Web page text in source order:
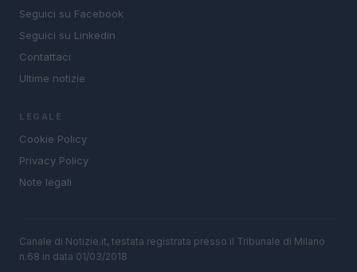
Seguici su Facebook
Seguici su Linkedin
Contattaci
Ultime notizie
LEGALE
Cookie Policy
Privacy Policy
Note legali
Canale di Notizie.it, testata registrata presso il Tribunale di Milano
n.68 in data 01/03/2018